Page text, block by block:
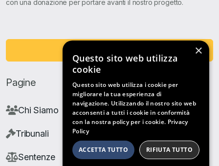
con una donazione per portare avanti il nostro progetto.
Pagine
Chi Siamo
Tribunali
Sentenze
×
Questo sito web utilizza
cookie
Questo sito web utilizza i cookie per
migliorare la tua esperienza di
navigazione. Utilizzando il nostro sito web
acconsenti a tutti i cookie in conformità
con la nostra policy per i cookie. Privacy
Policy
ACCETTA TUTTO RIFIUTA TUTTO